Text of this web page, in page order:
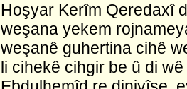
Hoşyar Kerîm Qeredaxî
weşana yekem
weşanê guhertina cihê
li cihekê cihgir be û di